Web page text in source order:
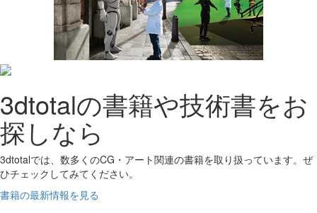
3dtotalの書籍や技術書をお
探しなら
3dtotalでは、数多くのCG・アート関連の書籍を取り扱っています。ぜ
ひチェックしてみてください。
書籍の最新情報を見る